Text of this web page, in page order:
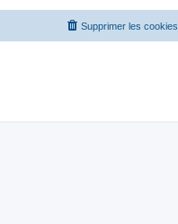
Supprimer les cookies